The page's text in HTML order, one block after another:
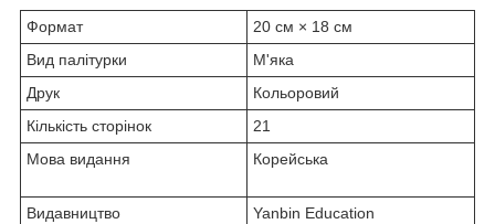
Формат
20 см × 18 см
Вид палітурки
М'яка
Друк
Кольоровий
Кількість сторінок
21
Мова видання
Корейська
Видавництво
Yanbin Education